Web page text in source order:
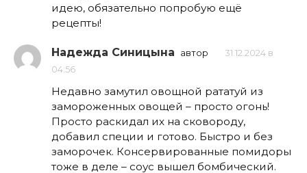
идею, обязательно попробую ещё
рецепты!
Надежда Синицына автор
31.12.2024 в
04:56
Недавно замутил овощной рататуй из
замороженных овощей – просто огонь!
Просто раскидал их на сковороду,
добавил специи и готово. Быстро и без
заморочек. Консервированные помидоры
тоже в деле – соус вышел бомбический.